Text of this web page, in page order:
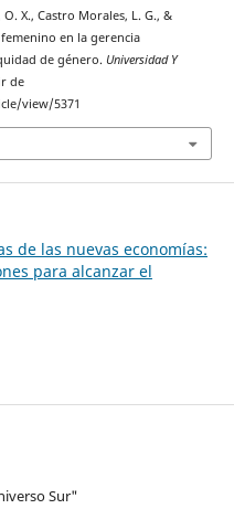
X., Castro Morales, L. G., &
en la gerencia
de género. Universidad Y
de
view/5371
de las nuevas economías:
para alcanzar el
Sur"